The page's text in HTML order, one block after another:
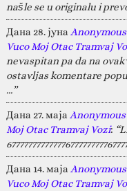
našle se u originalu i
Дана 28. јуна Anonymous
Vuco Moj Otac Tramvaj
nevaspitan pa da na
ostavljas komentare
…”
Дана 27. маја Anonymous
Moj Otac Tramvaj Vozi:
Дана 14. маја Anonymous
Vuco Moj Otac Tramvaj